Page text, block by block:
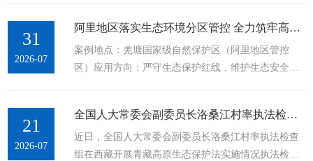
规定》公开，欢迎对中央生态环境保护督察组及其成
员进行监督。如发现督察组及其成员存在违反《中央
生态环境保护督察纪律规定》的情形，可向中央纪委
...
31
2026-07
阿里地区落实生态环境分区管控 全力筑牢高原生态安全屏障
案例地点：羌塘国家级自然保护区（阿里地区管控
区）应用方向：严守生态保护红线，维护生态安全格
底斯山和念青唐古拉山以北，平均海拔5000米以上，
属高寒干旱脆弱生态区，总面积29.8万平方公里，覆
盖阿里地区的改则县、日土县和革吉县。保护区内分
21
2026-07
全国人大常委会副委员长洛桑江村率执法检查组在西藏开展青藏高原生态保护法实施情况执法检查
近日，全国人大常委会副委员长洛桑江村率执法检查
组在西藏开展青藏高原生态保护法实施情况执法检